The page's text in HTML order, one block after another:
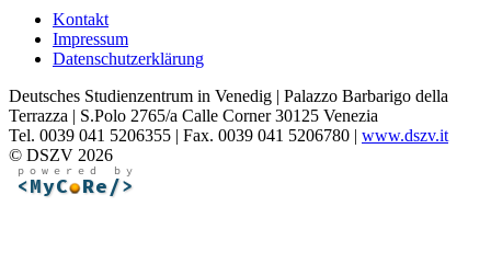
Kontakt
Impressum
Datenschutzerklärung
Deutsches Studienzentrum in Venedig | Palazzo Barbarigo della
Terrazza | S.Polo 2765/a Calle Corner 30125 Venezia
Tel. 0039 041 5206355 | Fax. 0039 041 5206780 | www.dszv.it
© DSZV 2026